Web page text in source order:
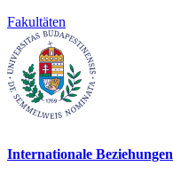
Fakultäten
Internationale Beziehungen